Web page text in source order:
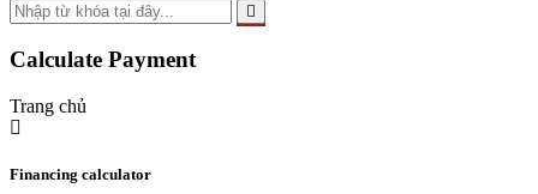
Calculate Payment
Trang chủ
Financing calculator